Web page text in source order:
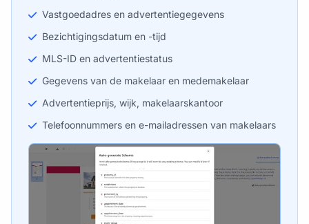
Vastgoedadres en advertentiegegevens
Bezichtigingsdatum en -tijd
MLS-ID en advertentiestatus
Gegevens van de makelaar en medemakelaar
Advertentieprijs, wijk, makelaarskantoor
Telefoonnummers en e-mailadressen van makelaars